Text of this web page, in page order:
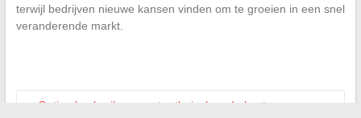
terwijl bedrijven nieuwe kansen vinden om te groeien in een snel
veranderende markt.
Optimal gebruik van water thuis: hoe de beste